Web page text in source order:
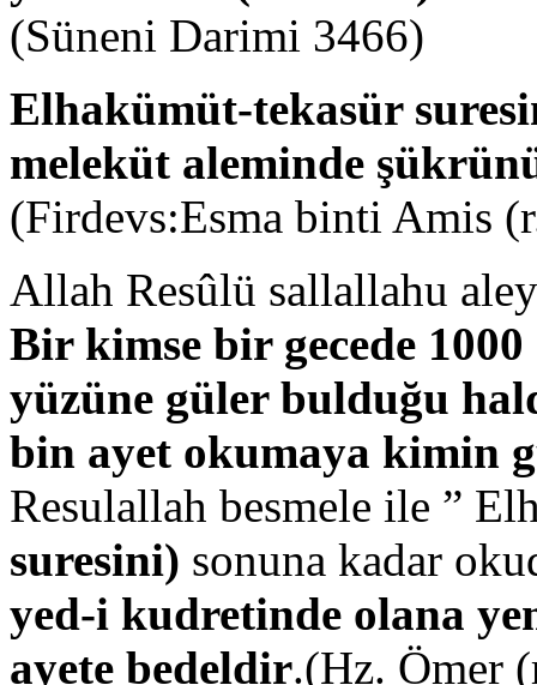
(Süneni Darimi 3466)
Elhakümüt-tekasür
meleküt aleminde
(Firdevs:Esma binti Amis
Allah Resûlü sallallahu
Bir kimse bir gecede
yüzüne güler bulduğu
bin ayet okumaya kimin
Resulallah besmele ile ”
suresini) sonuna kadar
yed-i kudretinde olana
ayete bedeldir.(Hz. Ömer